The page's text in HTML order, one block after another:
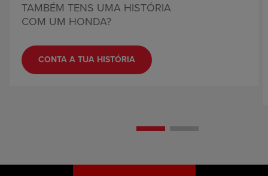
TAMBÉM TENS UMA HISTÓRIA
COM UM HONDA?
CONTA A TUA HISTÓRIA